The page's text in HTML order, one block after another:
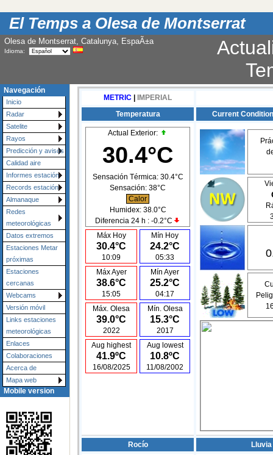
El Temps a Olesa de Montserrat
Olesa de Montserrat, Catalunya, EspaÃ±a
Idioma:
Navegación
Inicio
Radar
Satelite
Rayos
Predicción y avisos
Calidad aire
Informes estación
Records estación
Almanaque
Redes
meteorológicas
Datos extremos
Estaciones Metar
próximas
Estaciones
cercanas
Webcams
Versión móvil
Links estaciones
meteorológicas
Enlaces
Colaboraciones
Acerca de
Mapa web
Mobile version
METRIC
IMPERIAL
Temperatura
Current
Actual Exterior:
30.4°C
Sensación Térmica: 30.4°C
Sensación: 38°C
Calor
Humidex: 38.0°C
Diferencia 24 h : -0.2°C
Máx Hoy
30.4°C
10:09
Mín Hoy
24.2°C
05:33
Máx Ayer
38.6°C
15:05
Mín Ayer
25.2°C
04:17
Máx. Olesa
39.0°C
2022
Mín. Olesa
15.3°C
2017
Aug highest
41.9ºC
16/08/2025
Aug lowest
10.8ºC
11/08/2002
Rocío Lluvia